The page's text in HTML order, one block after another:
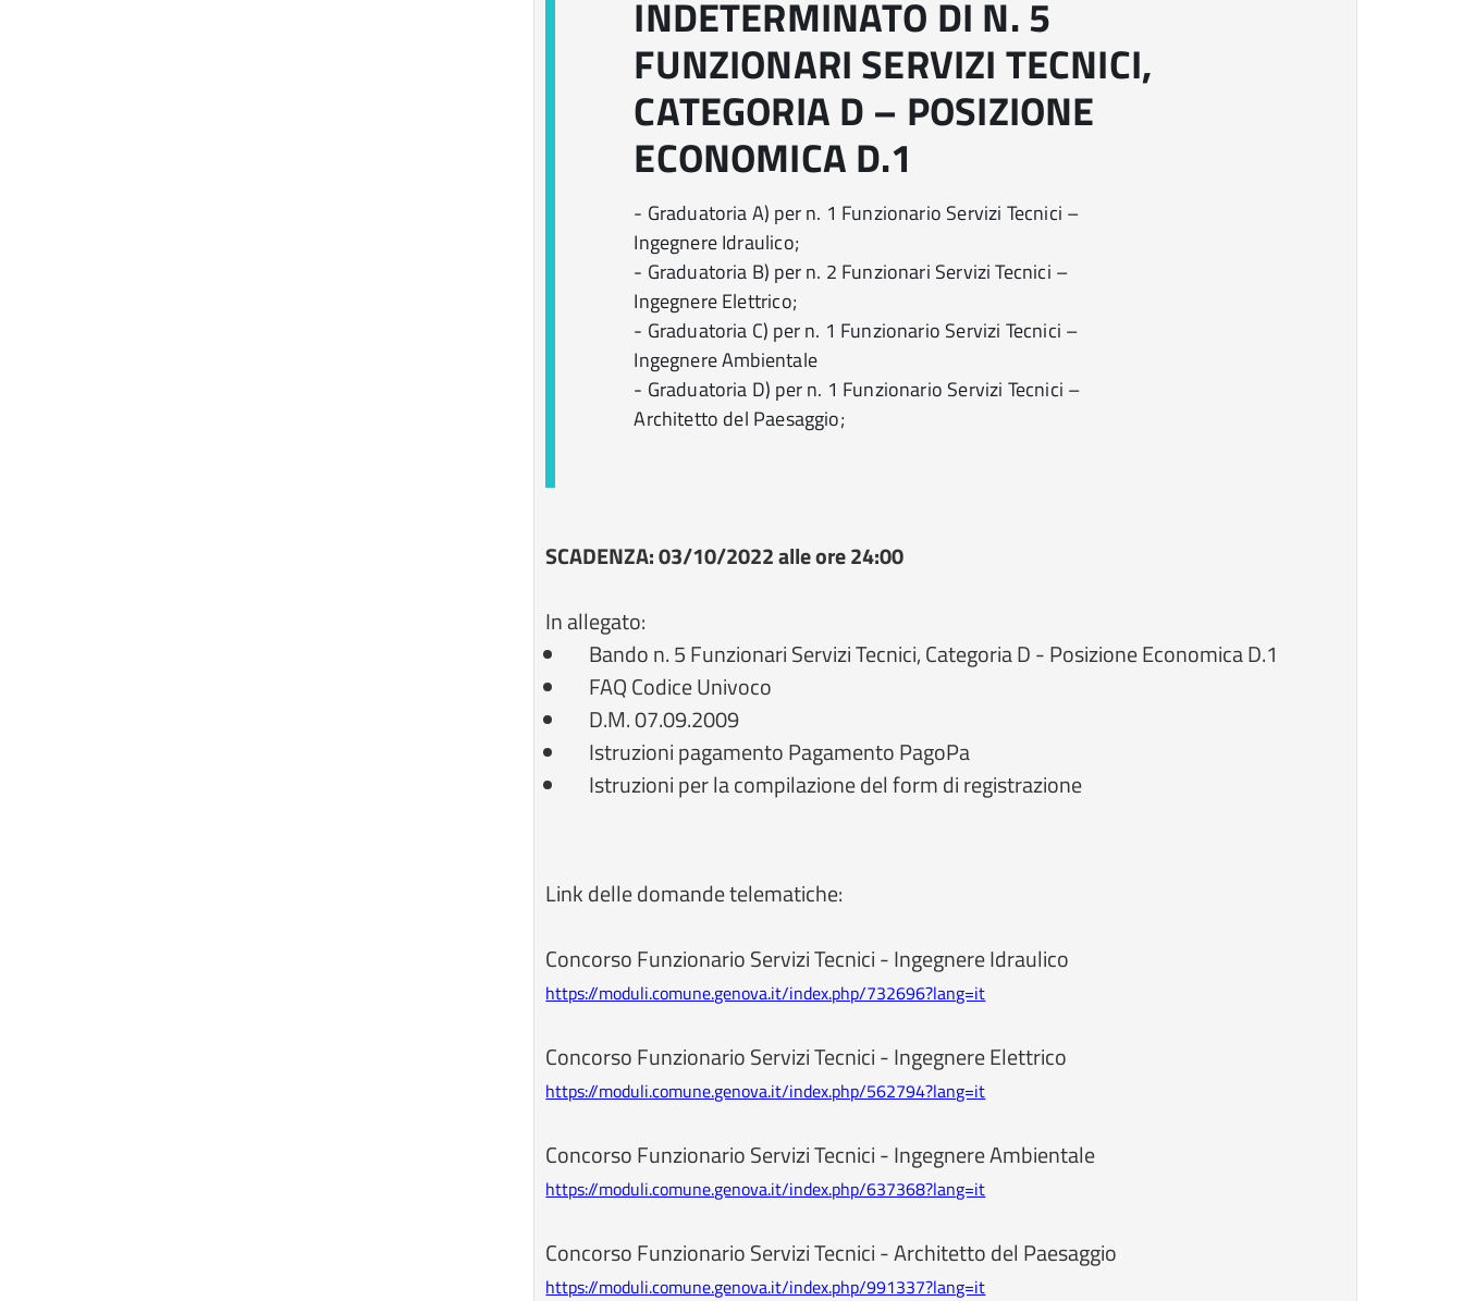
INDETERMINATO DI N. 5
FUNZIONARI SERVIZI TECNICI,
CATEGORIA D – POSIZIONE
ECONOMICA D.1
- Graduatoria A) per n. 1 Funzionario Servizi Tecnici –
Ingegnere Idraulico;
- Graduatoria B) per n. 2 Funzionari Servizi Tecnici –
Ingegnere Elettrico;
- Graduatoria C) per n. 1 Funzionario Servizi Tecnici –
Ingegnere Ambientale
- Graduatoria D) per n. 1 Funzionario Servizi Tecnici –
Architetto del Paesaggio;
SCADENZA: 03/10/2022 alle ore 24:00
In allegato:
Bando n. 5 Funzionari Servizi Tecnici, Categoria D - Posizione Economica D.1
FAQ Codice Univoco
D.M. 07.09.2009
Istruzioni pagamento Pagamento PagoPa
Istruzioni per la compilazione del form di registrazione
Link delle domande telematiche:
Concorso Funzionario Servizi Tecnici - Ingegnere Idraulico
https://moduli.comune.genova.it/index.php/732696?lang=it
Concorso Funzionario Servizi Tecnici - Ingegnere Elettrico
https://moduli.comune.genova.it/index.php/562794?lang=it
Concorso Funzionario Servizi Tecnici - Ingegnere Ambientale
https://moduli.comune.genova.it/index.php/637368?lang=it
Concorso Funzionario Servizi Tecnici - Architetto del Paesaggio
https://moduli.comune.genova.it/index.php/991337?lang=it